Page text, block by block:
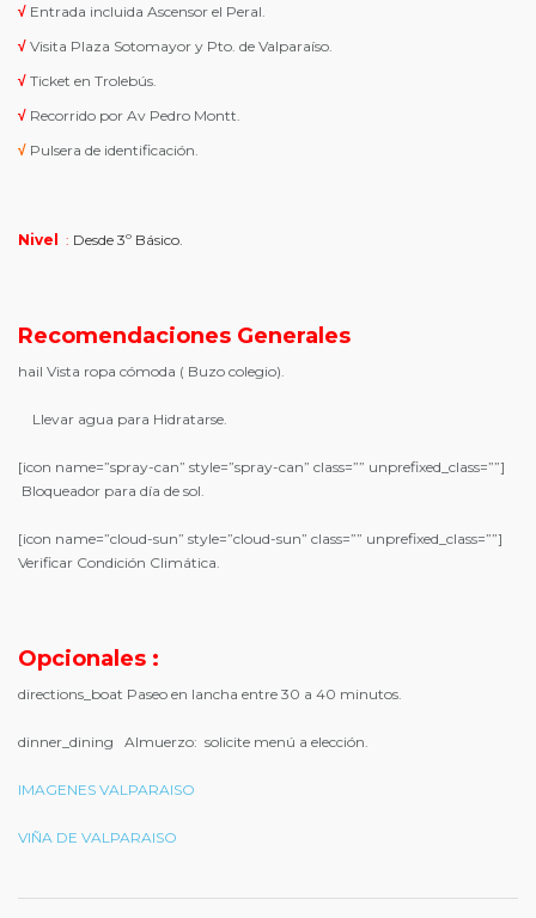
√ Entrada incluida Ascensor el Peral.
√ Visita Plaza Sotomayor y Pto. de Valparaíso.
√ Ticket en Trolebús.
√ Recorrido por Av Pedro Montt.
√ Pulsera de identificación.
Nivel : Desde 3º Básico.
Recomendaciones Generales
hail Vista ropa cómoda ( Buzo colegio).
Llevar agua para Hidratarse.
[icon name=”spray-can” style=”spray-can” class=”” unprefixed_class=””]
Bloqueador para día de sol.
[icon name=”cloud-sun” style=”cloud-sun” class=”” unprefixed_class=””]
Verificar Condición Climática.
Opcionales :
directions_boat Paseo en lancha entre 30 a 40 minutos.
dinner_dining Almuerzo: solicite menú a elección.
IMAGENES VALPARAISO
VIÑA DE VALPARAISO